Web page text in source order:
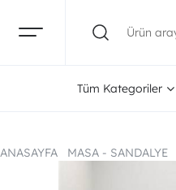
Tüm Kategoriler
ANASAYFA MASA - SANDALYE